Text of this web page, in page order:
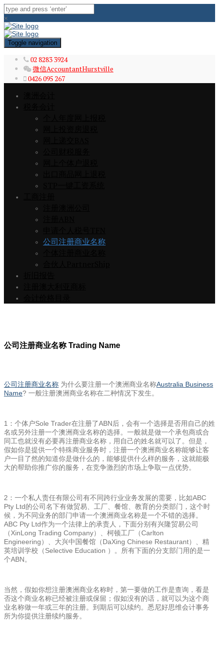
×
Toggle navigation
02 8283 3924
微信AccountantHurstville
0426 095 267
公司注册商业名称
公司注册商业名称 Trading Name
公司注册商业名称 为什么要注册一个澳洲商业名称Australia Business
Name? 一般注册澳洲商业名称在二种情况下发生。
1：个体户Sole Trader在注册了ABN后，会有一个选择是否用自己的姓
名或另外注册一个澳洲商业名称的选择。一般就是做一个承包商或合
同工也就没有必要再注册商业名称，用自己的姓名就可以了。但是，
假如你是提供一个特殊商业服务时，注册一个澳洲商业名称能够让客
户一目了然的知道你是做什么的，能够提供什么样的服务，这就能极
大的帮助你推广你的服务，在竞争激烈的市场上争取一点优势。
2：一个私人责任有限公司有不同跨行业业务发展的需要，比如ABC
Pty Ltd的公司名下有做贸易、工厂、餐馆、教育的分类部门，这个时
候，为不同业务的部门申请一个澳洲商业名称是一个不错的选择。
ABC Pty Ltd作为一个法律上的承责人，下面分别有兴隆贸易公司
（XinLong Trading Company）、柯顿工厂（Carlton
Engineering）、大兴中国餐馆（DaXing Chinese Restaurant）、精
英培训学校（Selective Education ）。所有下面的分支部门用的是一
个ABN。
当然，假如你想注册澳洲商业名称时，第一要做的工作是查询，看是
否这个商业名称已经被注册或保留；假如没有的话，就可以为这个商
业名称做一年或三年的注册。到期后可以续约。悉尼好思维会计事务
所为你提供注册续约服务。